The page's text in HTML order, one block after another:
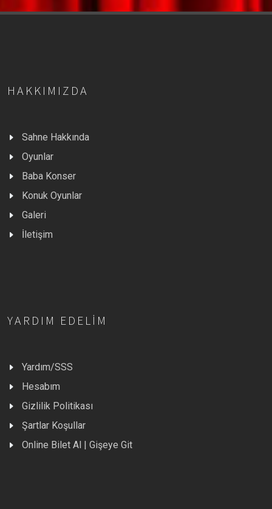
HAKKIMIZDA
Sahne Hakkında
Oyunlar
Baba Konser
Konuk Oyunlar
Galeri
İletişim
YARDIM EDELIM
Yardım/SSS
Hesabım
Gizlilik Politikası
Şartlar Koşullar
Online Bilet Al | Gişeye Git